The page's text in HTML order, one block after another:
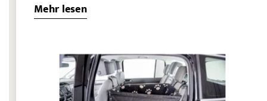
Mehr lesen